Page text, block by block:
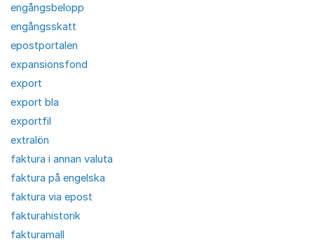
engångsbelopp
engångsskatt
epostportalen
expansionsfond
export
export bla
exportfil
extralön
faktura i annan valuta
faktura på engelska
faktura via epost
fakturahistorik
fakturamall